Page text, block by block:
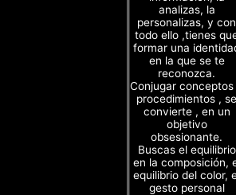
analizas, la
personalizas, y con
todo ello ,tienes
formar una
en la que se te
reconozca.
Conjugar
procedimientos , se
convierte , en un
objetivo
obsesionante.
Buscas el equilibrio
en la composición,
equilibrio del color,
gesto personal